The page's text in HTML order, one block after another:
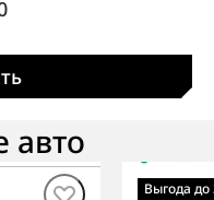
авто
Выгода до